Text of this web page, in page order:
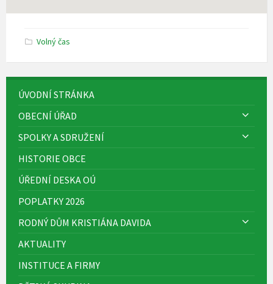
Volný čas
ÚVODNÍ STRÁNKA
OBECNÍ ÚŘAD
SPOLKY A SDRUŽENÍ
HISTORIE OBCE
ÚŘEDNÍ DESKA OÚ
POPLATKY 2026
RODNÝ DŮM KRISTIÁNA DAVIDA
AKTUALITY
INSTITUCE A FIRMY